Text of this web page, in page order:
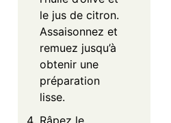
le jus de citron.
Assaisonnez et
remuez jusqu’à
obtenir une
préparation
lisse.